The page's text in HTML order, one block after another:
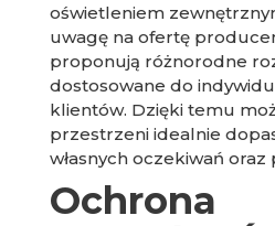
oświetleniem
uwagę na ofertę
proponują różnorodne
dostosowane do
klientów. Dzięki temu
przestrzeni idealnie
własnych oczekiwań oraz
Ochrona